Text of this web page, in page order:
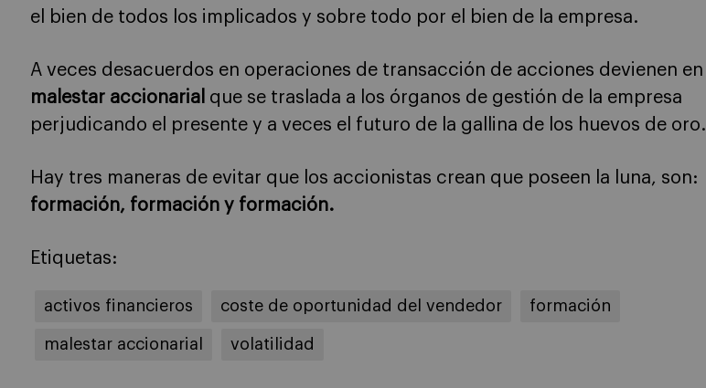
el bien de todos los implicados y sobre todo por el bien de la empresa.
A veces desacuerdos en operaciones de transacción de acciones devienen en
malestar accionarial que se traslada a los órganos de gestión de la empresa
perjudicando el presente y a veces el futuro de la gallina de los huevos de oro.
Hay tres maneras de evitar que los accionistas crean que poseen la luna, son:
formación, formación y formación.
Etiquetas:
activos financieros coste de oportunidad del vendedor formación
malestar accionarial volatilidad